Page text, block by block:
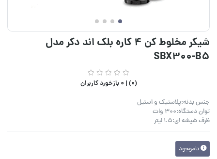
شیکر مخلوط کن 4 کاره بلک اند دکر مدل
SBX300-B5
(0) | 0 بازخورد کاربران
جنس بدنه:پلاستیک و استیل
توان دستگاه:300 وات
ظرف شیشه ای:1.5 لیتر
ناموجود